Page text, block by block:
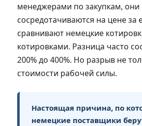
менеджерами по закупкам, они
сосредотачиваются на цене за
сравнивают немецкие
котировками. Разница часто
200% до 400%. Но разрыв не
стоимости рабочей силы.
Настоящая причина, по
немецкие поставщики